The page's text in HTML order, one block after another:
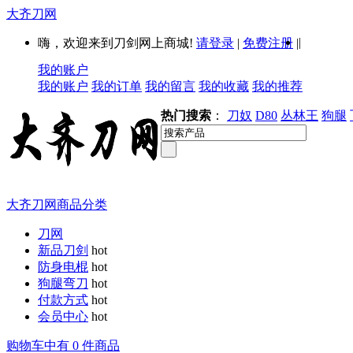
大齐刀网
嗨，欢迎来到刀剑网上商城! 请登录 | 免费注册 ||
我的账户
我的账户 我的订单 我的留言 我的收藏 我的推荐
热门搜索 ： 刀奴 D80 丛林王 狗腿
大齐刀网商品分类
刀网
新品刀剑 hot
防身电棍 hot
狗腿弯刀 hot
付款方式 hot
会员中心 hot
购物车中有 0 件商品